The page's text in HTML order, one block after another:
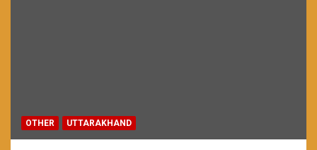
OTHER UTTARAKHAND